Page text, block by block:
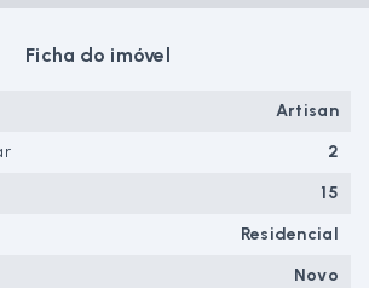
Ficha do imóvel
Artisan
2
15
Residencial
Novo